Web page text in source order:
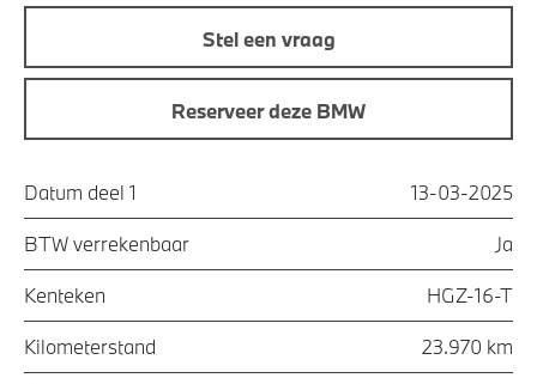
Stel een vraag
Reserveer deze BMW
Datum deel 1 13-03-2025
BTW verrekenbaar Ja
Kenteken HGZ-16-T
Kilometerstand 23.970 km